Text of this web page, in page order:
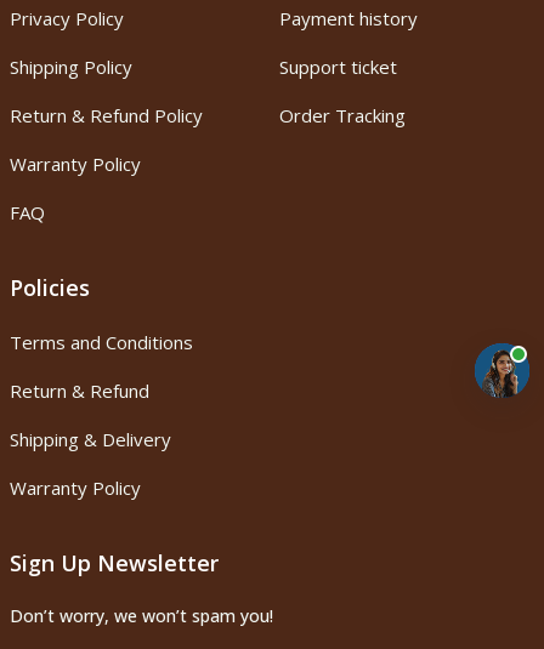
Privacy Policy
Shipping Policy
Return & Refund Policy
Warranty Policy
FAQ
Payment history
Support ticket
Order Tracking
Policies
Terms and Conditions
Return & Refund
Shipping & Delivery
Warranty Policy
Sign Up Newsletter
Don’t worry, we won’t spam you!